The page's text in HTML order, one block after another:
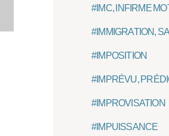
#IMC, INFIRME
#IMMIGRATION,
#IMPOSITION
#IMPRÉVU,
#IMPROVISATION
#IMPUISSANCE